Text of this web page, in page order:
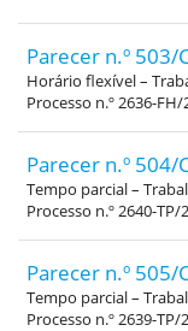
Parecer n.º 503/
Horário flexível –
Processo n.º 2636-FH/
Parecer n.º 504/
Tempo parcial –
Processo n.º 2640-TP/
Parecer n.º 505/
Tempo parcial –
Processo n.º 2639-TP/